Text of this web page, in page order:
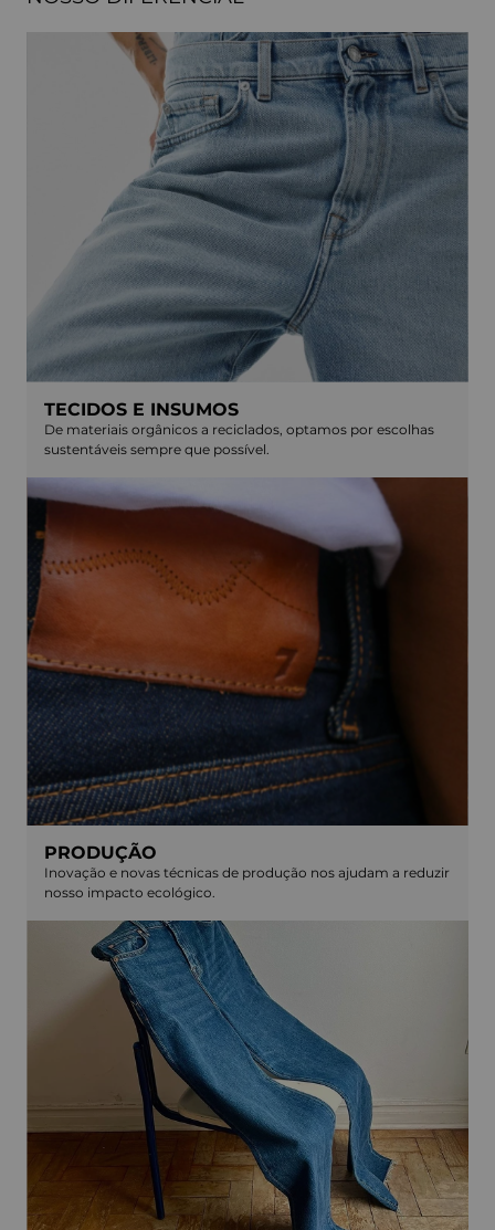
TECIDOS E INSUMOS
De materiais orgânicos a reciclados, optamos por escolhas
sustentáveis sempre que possível.
PRODUÇÃO
Inovação e novas técnicas de produção nos ajudam a reduzir
nosso impacto ecológico.